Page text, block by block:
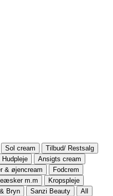
Sol cream
Tilbud/ Restsalg
Hudpleje
Ansigts cream
& øjencream
Fodcrem
m.m
Kropspleje
Bryn Sanzi Beauty All